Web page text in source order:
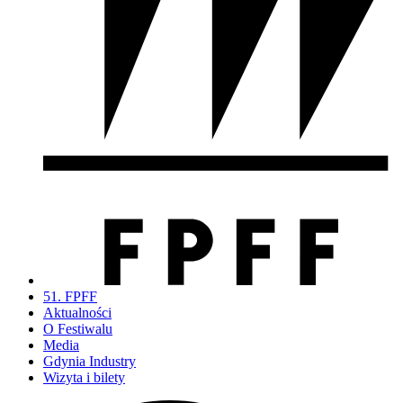
51. FPFF
Aktualności
O Festiwalu
Media
Gdynia Industry
Wizyta i bilety